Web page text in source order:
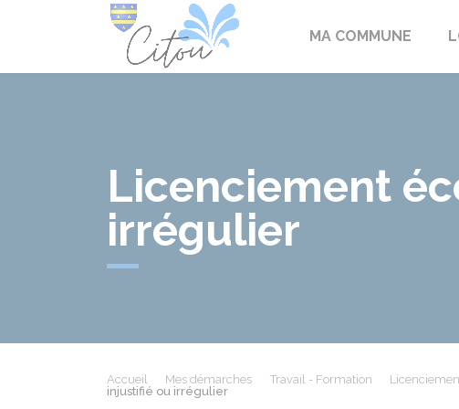
MA COMMUNE
Licenciement
irrégulier
Accueil Mes démarches Travail - Formation
injustifié ou irrégulier